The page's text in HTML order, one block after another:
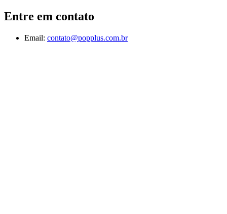
Entre em contato
Email: contato@popplus.com.br